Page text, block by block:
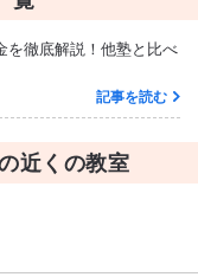
を徹底解説！他塾と比べ
記事を読む
近くの教室